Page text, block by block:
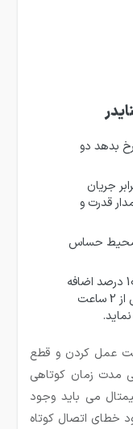
بدهد دو
که جریان عبوری به 10 برابر جریان
پس از 2 ثانیه مدار قدرت و
محیط حساس
اگر به صورت دائم جریانی معادل 10 درصد اضافه
بار از بیمتال عبور کند، بیمتال پس از 2 ساعت
عمل کردن و قطع
مدت زمان کوتاهی
می باید وجود
خطای اتصال کوتاه